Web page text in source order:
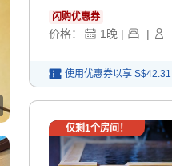
闪购优惠券
价格： 1 晚 | |
使用优惠券以享 S$42.31
仅剩1个房间！